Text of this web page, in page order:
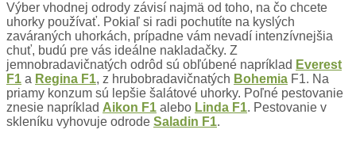
Výber vhodnej odrody závisí najmä od toho, na čo chcete
uhorky používať. Pokiaľ si radi pochutíte na kyslých
zaváraných uhorkách, prípadne vám nevadí intenzívnejšia
chuť, budú pre vás ideálne nakladačky. Z
jemnobradavičnatých odrôd sú obľúbené napríklad Everest
F1 a Regina F1, z hrubobradavičnatých Bohemia F1. Na
priamy konzum sú lepšie šalátové uhorky. Poľné pestovanie
znesie napríklad Aikon F1 alebo Linda F1. Pestovanie v
skleníku vyhovuje odrode Saladin F1.